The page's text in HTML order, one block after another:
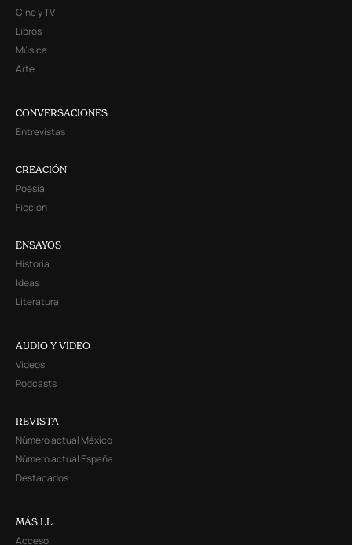
Cine y TV
Libros
Música
Arte
CONVERSACIONES
Entrevistas
CREACIÓN
Poesía
Ficción
ENSAYOS
Historia
Ideas
Literatura
AUDIO Y VIDEO
Videos
Podcasts
REVISTA
Número actual México
Número actual España
Destacados
MÁS LL
Acceso